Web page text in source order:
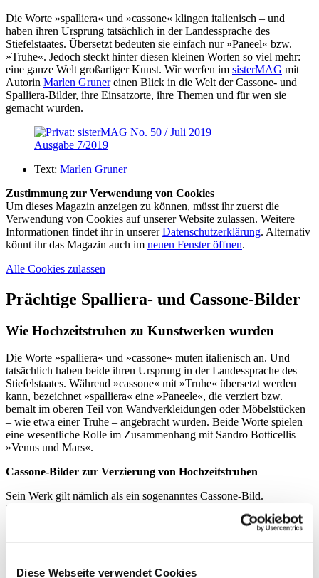
Diese Webseite verwendet Cookies
Die Worte »spalliera« und »cassone« klingen italienisch – und
haben ihren Ursprung tatsächlich in der Landessprache des
Stiefelstaates. Übersetzt bedeuten sie einfach nur »Paneel« bzw.
»Truhe«. Jedoch steckt hinter diesen kleinen Worten so viel mehr:
eine ganze Welt großartiger Kunst. Wir werfen im sisterMAG mit
Autorin Marlen Grunereinen Blick in die Welt der Cassone- und
Spalliera-Bilder, ihre Einsatzorte, ihre Themen und für wen sie
gemacht wurden.
Ausgabe 7/2019
Text: Marlen Gruner
Zustimmung zur Verwendung von Cookies
Um dieses Magazin anzeigen zu können, müsst ihr zuerst die
Verwendung von Cookies auf unserer Website zulassen. Weitere
Informationen findet ihr in unsererDatenschutzerklärung. Alternativ
könnt ihr das Magazin auch im neuen Fenster öffnen.
Alle Cookies zulassen
Prächtige Spalliera- und Cassone-Bilder
Wie Hochzeitstruhen zu Kunstwerken wurden
Die Worte »spalliera« und »cassone« muten italienisch an. Und
tatsächlich haben beide ihren Ursprung in der Landessprache des
Stiefelstaates. Während »cassone« mit »Truhe« übersetzt werden
kann, bezeichnet »spalliera« eine »Paneele«, die verziert bzw.
bemalt im oberen Teil von Wandverkleidungen oder Möbelstücken
– wie etwa einer Truhe – angebracht wurden. Beide Worte spielen
eine wesentliche Rolle im Zusammenhang mit Sandro Botticellis
»Venus und Mars«.
Cassone-Bilder zur Verzierung von Hochzeitstruhen
Sein Werk gilt nämlich als ein sogenanntes Cassone-Bild.
Wissenschaftler zumindest gehen aufgrund der Größe und des
Formats des Bildes davon aus. Es ist 69,2 Zentimeter hoch, mit
173,4 Zentimeter ziemlich breit und wurde auf Holz in Öl und
Aber was genau ist ein Cassone-Bild? Bringen wir Licht ins